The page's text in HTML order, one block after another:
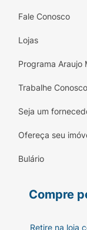
Fale Conosco
Lojas
Programa Araujo
Trabalhe Conosco
Seja um
Ofereça seu
Bulário
Compre
Retire na loja